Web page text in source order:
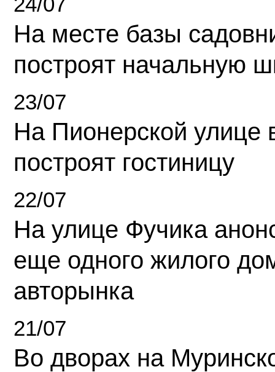
На месте базы
построят начальную
23/07
На Пионерской улице
построят гостиницу
22/07
На улице Фучика
еще одного жилого
авторынка
21/07
Во дворах на